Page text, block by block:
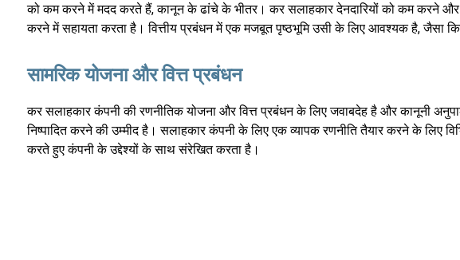
को कम करने में मदद करते हैं, कानून के ढांचे के भीतर। कर सलाहकार देनदारियों को कम करने और
करने में सहायता करता है। वित्तीय प्रबंधन में एक मजबूत पृष्ठभूमि उसी के लिए आवश्यक है, जैसा
सामरिक योजना और वित्त प्रबंधन
कर सलाहकार कंपनी की रणनीतिक योजना और वित्त प्रबंधन के लिए जवाबदेह है और कानूनी
निष्पादित करने की उम्मीद है। सलाहकार कंपनी के लिए एक व्यापक रणनीति तैयार करने के लिए
करते हुए कंपनी के उद्देश्यों के साथ संरेखित करता है।